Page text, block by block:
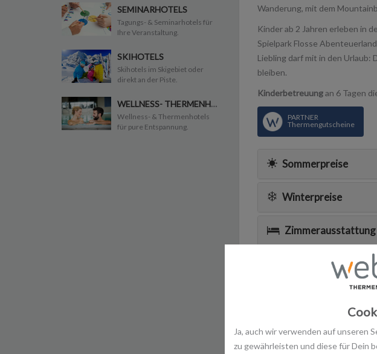
Wanderung, mit dem
Kinder ab 2 Jahren erleben in
Spielpark Flosse
Liebling darf mit in den Urlaub:
bleiben.
Kinderbetreuungan 6 Tagen
PARTNER
Thermengutscheine
Sommerpreise
Winterpreise
Zimmerausstattung
Sonstiges
SEMINARHOTELS
Tagungs- & Seminarhotels für
Ihre Veranstaltung.
SKIHOTELS
Skihotels im Skigebiet oder
direkt an der Piste.
WELLNESS- THERMENHOTELS
Wellness- & Thermenhotels
für pure Entspannung.
Ja, auch wir verwenden auf unseren
zu gewährleisten und diese für Dein